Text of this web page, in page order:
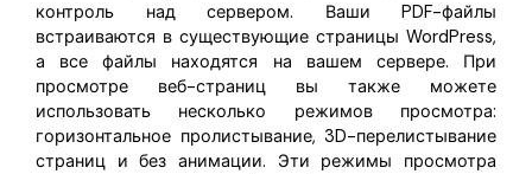
контроль над сервером. Ваши PDF-файлы
встраиваются в существующие страницы WordPress,
а все файлы находятся на вашем сервере. При
просмотре веб-страниц вы также можете
использовать несколько режимов просмотра:
горизонтальное пролистывание, 3D-перелистывание
страниц и без анимации. Эти режимы просмотра